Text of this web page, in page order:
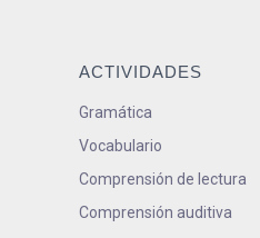
ACTIVIDADES
Gramática
Vocabulario
Comprensión de lectura
Comprensión auditiva